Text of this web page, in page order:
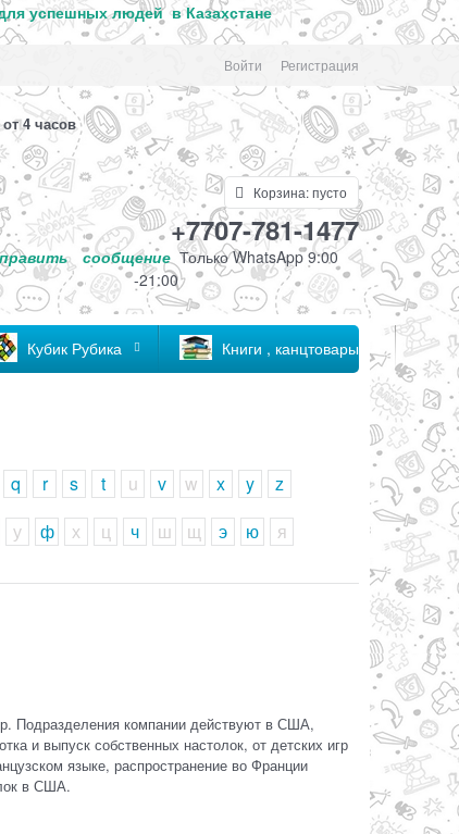
успешных людей в Казахстане
Войти Регистрация
от 4 часов
Корзина:пусто
+7707-781-1477
сообщениеТолько WhatsApp 9:00
-21:00
Кубик Рубика Книги , канцтовары
q r s t u v w x y
z
у ф х ц ч ш щ э ю я
Подразделения компании действуют в США,
и выпуск собственных настолок, от детских игр
языке, распространение во Франции
в США.